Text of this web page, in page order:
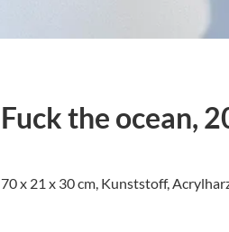
Fuck the ocean,
70 x 21 x 30 cm, Kunststoff,